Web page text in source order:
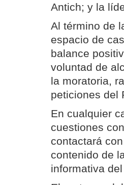
Antich; y la
Al término de
espacio de
balance
voluntad de
la moratoria,
peticiones del
En cualquier
cuestiones
contactará
contenido de
informativa